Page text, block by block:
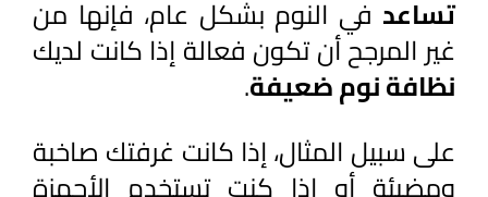
تساعد
غير المرجح أن تكون فعالة إذا كانت لديك
نظافة نوم ضعيفة.